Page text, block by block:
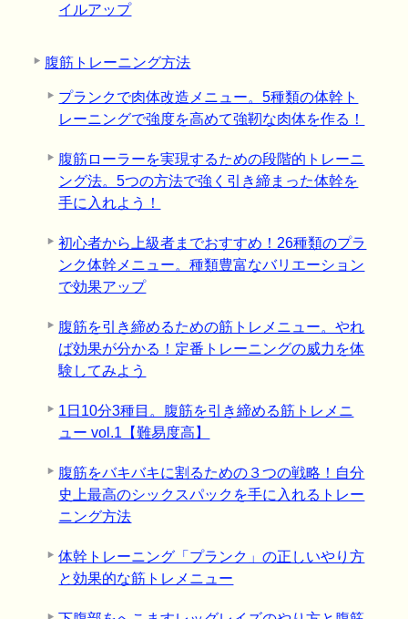
イルアップ
腹筋トレーニング方法
プランクで肉体改造メニュー。5種類の体幹ト
レーニングで強度を高めて強靭な肉体を作る！
腹筋ローラーを実現するための段階的トレーニ
ング法。5つの方法で強く引き締まった体幹を
手に入れよう！
初心者から上級者までおすすめ！26種類のプラ
ンク体幹メニュー。種類豊富なバリエーション
で効果アップ
腹筋を引き締めるための筋トレメニュー。やれ
ば効果が分かる！定番トレーニングの威力を体
験してみよう
1日10分3種目。腹筋を引き締める筋トレメニ
ュー vol.1【難易度高】
腹筋をバキバキに割るための３つの戦略！自分
史上最高のシックスパックを手に入れるトレー
ニング方法
体幹トレーニング「プランク」の正しいやり方
と効果的な筋トレメニュー